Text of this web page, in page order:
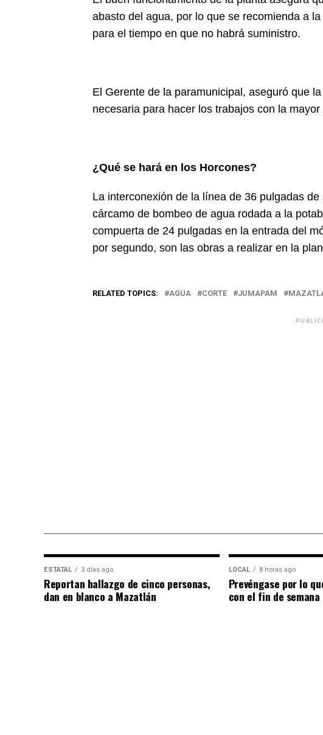
abasto del agua, por lo que se recomienda a
para el tiempo en que no habrá suministro.
El Gerente de la paramunicipal, aseguró que
necesaria para hacer los trabajos con la
¿Qué se hará en los Horcones?
La interconexión de la línea de 36 pulgadas
cárcamo de bombeo de agua rodada a la
compuerta de 24 pulgadas en la entrada del
por segundo, son las obras a realizar en la
RELATED TOPICS: AGUA CORTE JUMAPAM
-
ESTATAL 3 días ago
Reportan hallazgo de cinco personas,
dan en blanco a Mazatlán
LOCAL 8 horas ago
Prevéngase por lo
con el fin de semana